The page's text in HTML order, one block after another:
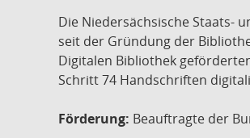
Die Niedersächsische Staats-
seit der Gründung der
Digitalen Bibliothek
Schritt 74 Handschriften
Förderung: Beauftragte der